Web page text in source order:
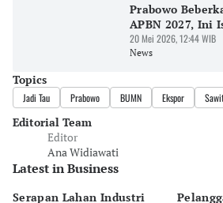
Prabowo
APBN 2027, Ini
20 Mei 2026, 12:44 WIB
News
Topics
Jadi Tau Prabowo BUMN Ekspor
Editorial Team
Editor
Ana Widiawati
Latest in Business
Serapan Lahan Industri